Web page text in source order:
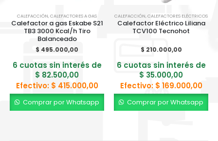
CALEFACCIÓN,CALEFACTORES A GAS
Calefactor a gas Eskabe S21
TB3 3000 Kcal/h Tiro
Balanceado
$ 495.000,00
6 cuotas sin interés de
$ 82.500,00
Efectivo: $ 415.000,00
Comprar por Whatsapp
CALEFACCIÓN,CALEFACTORES ELÉCTRICOS
Calefactor Eléctrico Liliana
TCV100 Tecnohot
$ 210.000,00
6 cuotas sin interés de
$ 35.000,00
Efectivo: $ 169.000,00
Comprar por Whatsapp